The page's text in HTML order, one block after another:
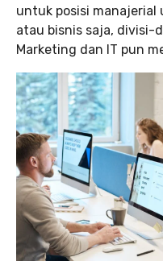
untuk posisi manajerial
atau bisnis saja, divisi-
Marketing dan IT pun